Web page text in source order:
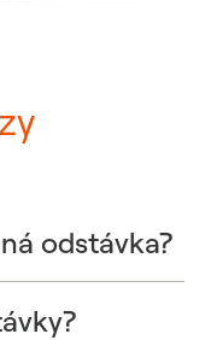
odstávka?